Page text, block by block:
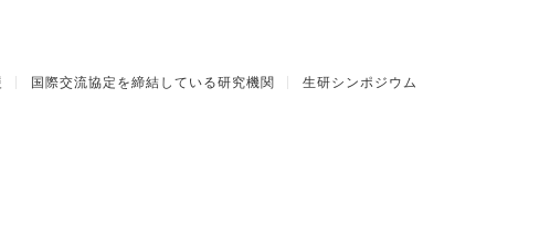
国際交流協定を締結している研究機関 生研シンポジウム